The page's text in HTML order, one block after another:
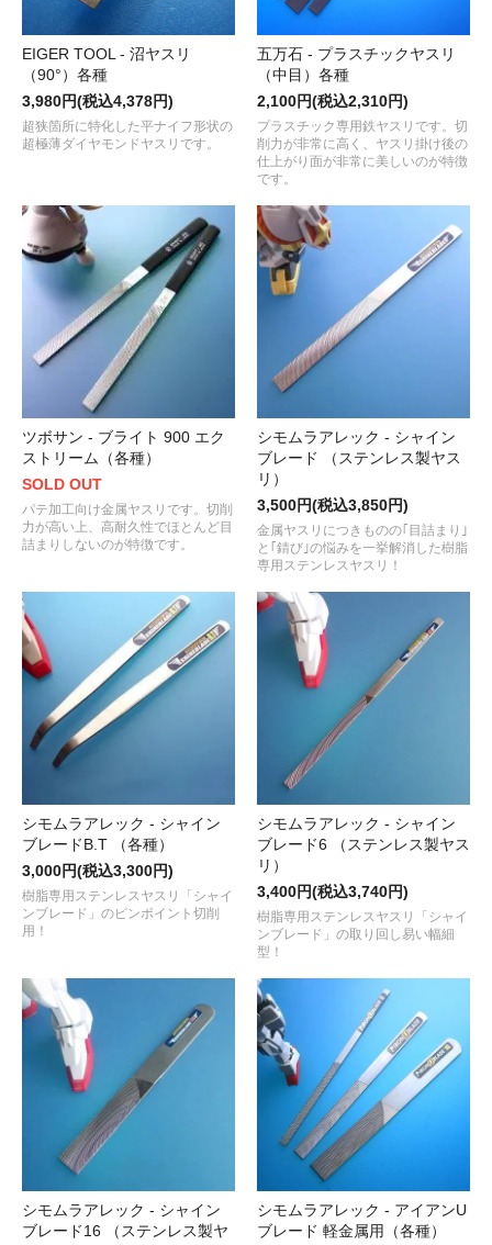
EIGER TOOL - 沼ヤスリ
（90°）各種
3,980円(税込4,378円)
超狭箇所に特化した平ナイフ形状の
超極薄ダイヤモンドヤスリです。
五万石 - プラスチックヤスリ
（中目）各種
2,100円(税込2,310円)
プラスチック専用鉄ヤスリです。切
削力が非常に高く、ヤスリ掛け後の
仕上がり面が非常に美しいのが特徴
です。
ツボサン - ブライト 900 エク
ストリーム（各種）
SOLD OUT
パテ加工向け金属ヤスリです。切削
力が高い上、高耐久性でほとんど目
詰まりしないのが特徴です。
シモムラアレック - シャイン
ブレード （ステンレス製ヤス
リ）
3,500円(税込3,850円)
金属ヤスリにつきものの｢目詰まり｣
と｢錆び｣の悩みを一挙解消した樹脂
専用ステンレスヤスリ！
シモムラアレック - シャイン
ブレードB.T （各種）
3,000円(税込3,300円)
樹脂専用ステンレスヤスリ「シャイ
ンブレード」のピンポイント切削
用！
シモムラアレック - シャイン
ブレード6 （ステンレス製ヤス
リ）
3,400円(税込3,740円)
樹脂専用ステンレスヤスリ「シャイ
ンブレード」の取り回し易い幅細
型！
シモムラアレック - シャイン
ブレード16 （ステンレス製ヤ
シモムラアレック - アイアンU
ブレード 軽金属用（各種）